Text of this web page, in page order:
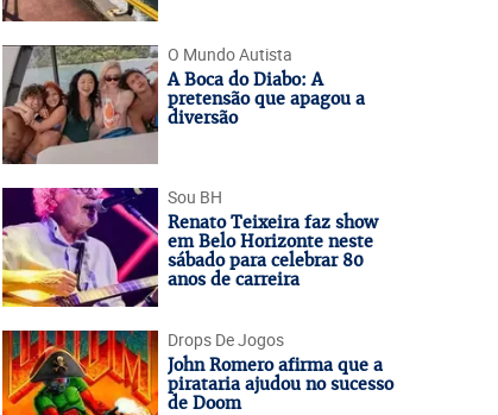
O Mundo Autista
A Boca do Diabo: A
pretensão que apagou a
diversão
Sou BH
Renato Teixeira faz show
em Belo Horizonte neste
sábado para celebrar 80
anos de carreira
Drops De Jogos
John Romero afirma que a
pirataria ajudou no sucesso
de Doom